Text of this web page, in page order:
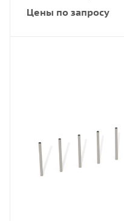
Цены по запросу